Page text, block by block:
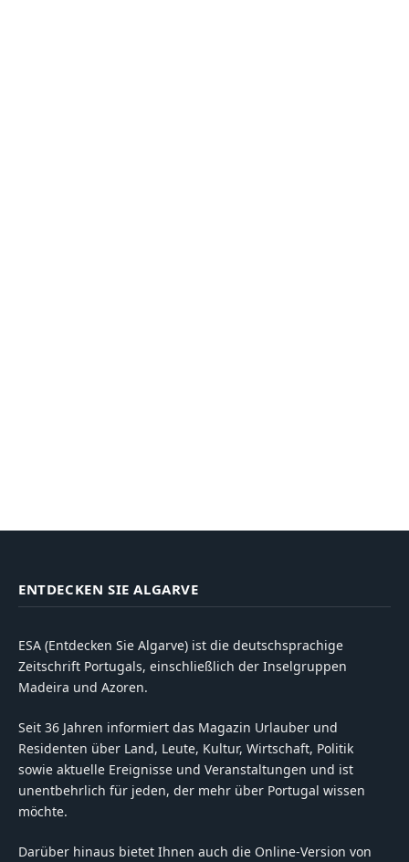
ENTDECKEN SIE ALGARVE
ESA (Entdecken Sie Algarve) ist die deutschsprachige
Zeitschrift Portugals, einschließlich der Inselgruppen
Madeira und Azoren.
Seit 36 Jahren informiert das Magazin Urlauber und
Residenten über Land, Leute, Kultur, Wirtschaft, Politik
sowie aktuelle Ereignisse und Veranstaltungen und ist
unentbehrlich für jeden, der mehr über Portugal wissen
möchte.
Darüber hinaus bietet Ihnen auch die Online-Version von